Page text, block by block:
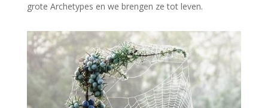
grote Archetypes en we brengen ze tot leven.